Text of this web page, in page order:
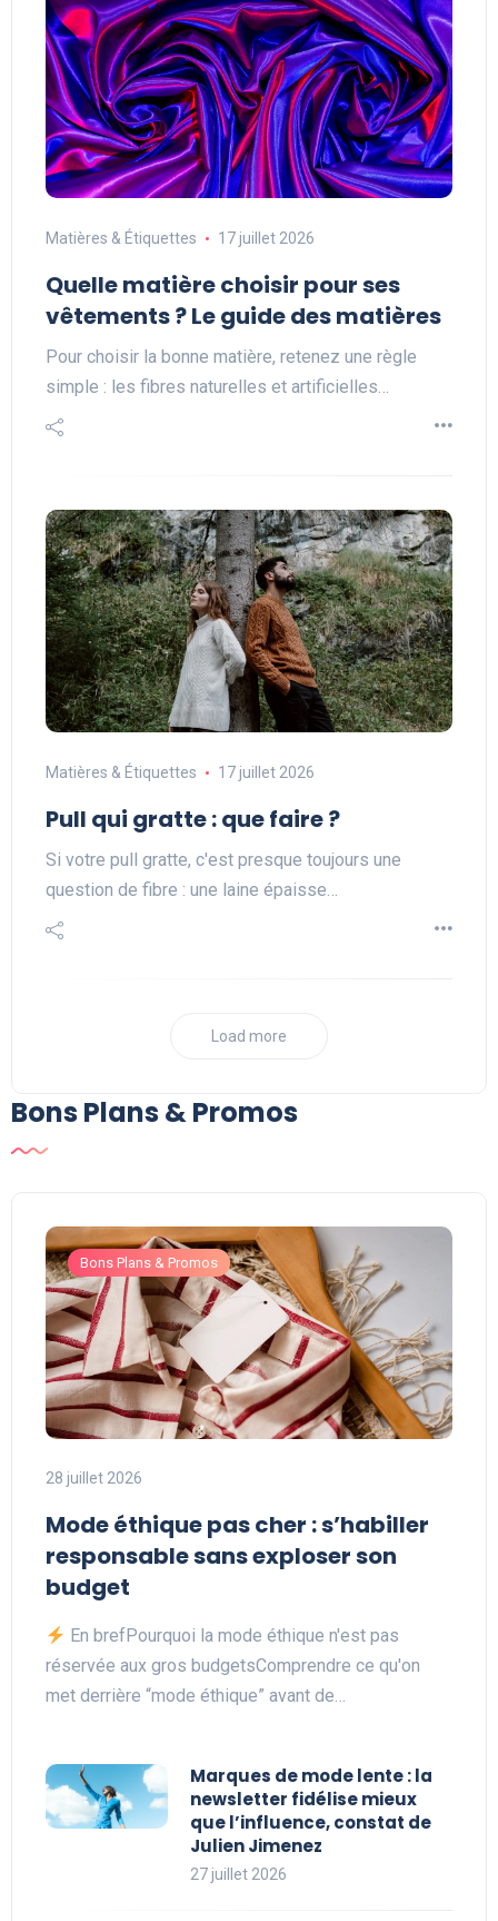
Matières & Étiquettes 17 juillet 2026
Quelle matière choisir pour ses
vêtements ? Le guide des matières
Pour choisir la bonne matière, retenez une règle
simple : les fibres naturelles et artificielles…
Matières & Étiquettes 17 juillet 2026
Pull qui gratte : que faire ?
Si votre pull gratte, c'est presque toujours une
question de fibre : une laine épaisse…
Load more
Bons Plans & Promos
Bons Plans & Promos
28 juillet 2026
Mode éthique pas cher : s’habiller
responsable sans exploser son
budget
En brefPourquoi la mode éthique n'est pas
réservée aux gros budgetsComprendre ce qu'on
met derrière “mode éthique” avant de…
Marques de mode lente : la
newsletter fidélise mieux
que l’influence, constat de
Julien Jimenez
27 juillet 2026